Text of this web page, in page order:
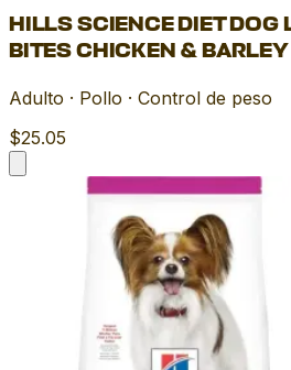
HILLS SCIENCE DIET DOG
BITES CHICKEN &
Adulto · Pollo · Control de peso
$25.05